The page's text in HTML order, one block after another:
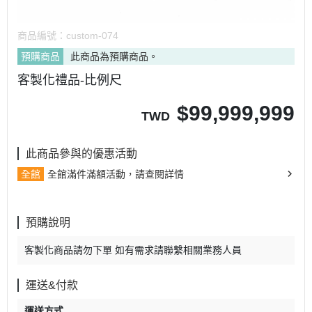
商品編號： custom-074
預購商品
此商品為預購商品。
客製化禮品-比例尺
TWD $99,999,999
此商品參與的優惠活動
全館 全館滿件滿額活動，請查閱詳情
預購說明
客製化商品請勿下單 如有需求請聯繫相關業務人員
運送&付款